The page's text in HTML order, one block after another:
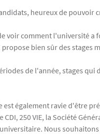
heureux de pouvoir
voir comment l'université a
bien sûr des stages
de l'année, stages
également ravie d'être
250 VIE, la Société
Nous